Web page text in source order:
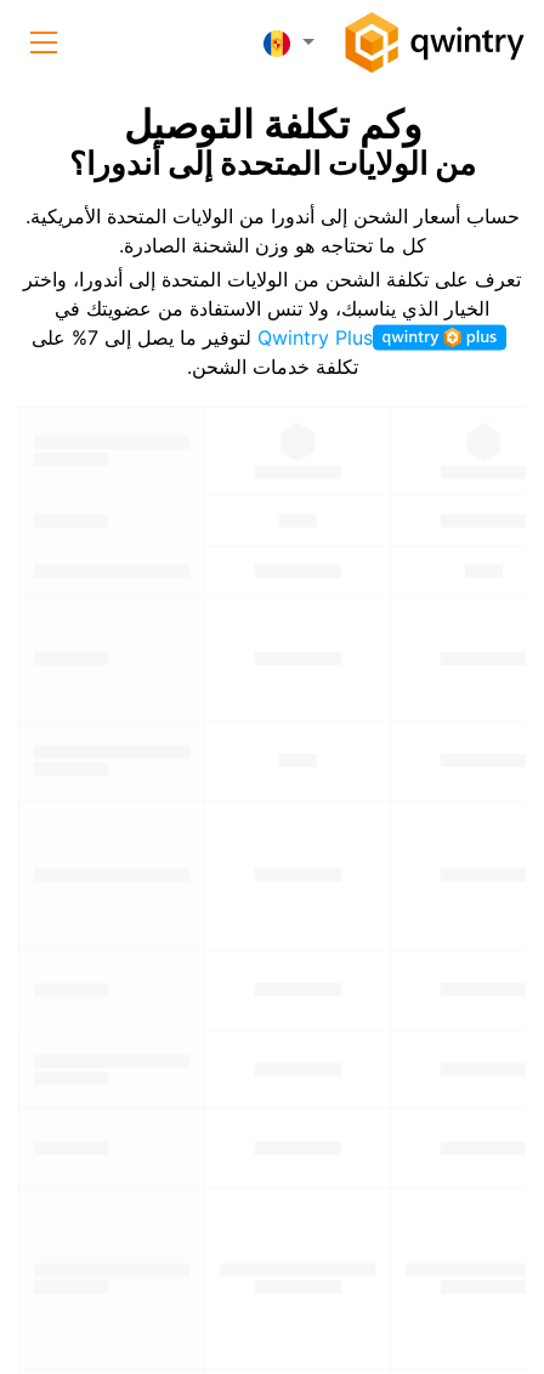
وكم تكلفة التوصيل
من الولايات المتحدة إلى أندورا؟
حساب أسعار الشحن إلى أندورا من الولايات المتحدة الأمريكية.
كل ما تحتاجه هو وزن الشحنة الصادرة.
تعرف على تكلفة الشحن من الولايات المتحدة إلى أندورا، واختر
الخيار الذي يناسبك، ولا تنس الاستفادة من عضويتك في
Qwintry Plus
لتوفير ما يصل إلى 7% على
تكلفة خدمات الشحن.